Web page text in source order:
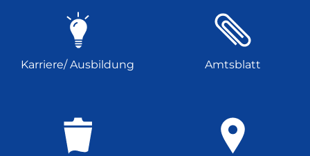
Karriere/ Ausbildung Amtsblatt